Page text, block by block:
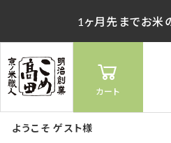
1ヶ月先までお米
カート
ようこそ ゲスト様